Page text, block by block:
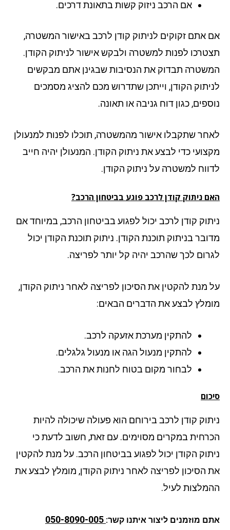
אם הרכב ניזוק קשות בתאונת דרכים.
אתם זקוקים לניתוק קודן לרכב באישור המשטרה,
לפנות למשטרה ולבקש אישור לניתוק הקודן.
תבדוק את הנסיבות שבגינן אתם מבקשים
הקודן, וייתכן שתדרוש מכם להציג מסמכים
כגון דוח גניבה או תאונה.
שתקבלו אישור מהמשטרה, תוכלו לפנות למנעולן
כדי לבצע את ניתוק הקודן. המנעולן יהיה חייב
למשטרה על ניתוק הקודן.
ניתוק קודן לרכב פוגע בביטחון הרכב?
קודן לרכב יכול לפגוע בביטחון הרכב, במיוחד אם
בניתוק תוכנת הקודן. ניתוק תוכנת הקודן יכול
לכך שהרכב יהיה קל יותר לפריצה.
מנת להקטין את הסיכון לפריצה לאחר ניתוק הקודן,
לבצע את הדברים הבאים:
להתקין מערכת אזעקה לרכב.
להתקין מנעול הגה או מנעול גלגלים.
לבחור מקום בטוח לחנות את הרכב.
קודן לרכב בירוחם הוא פעולה שיכולה להיות
במקרים מסוימים. עם זאת, חשוב לדעת כי
הקודן יכול לפגוע בביטחון הרכב. על מנת להקטין
הסיכון לפריצה לאחר ניתוק הקודן, מומלץ לבצע את
לעיל.
מוזמנים ליצור איתנו קשר:050-8090-005